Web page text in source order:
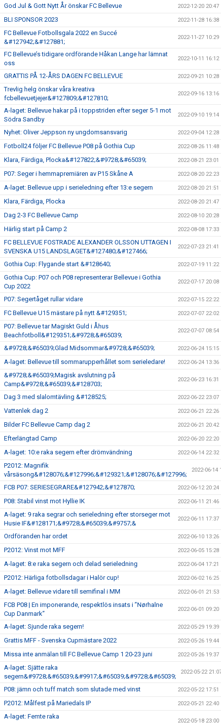
God Jul & Gott Nytt År önskar FC Bellevue 2022-12-20 20:47
BLI SPONSOR 2023 2022-11-28 16:38
FC Bellevue Fotbollsgala 2022 en Succé
&#127942;&#127881;
2022-11-27 10:29
FC Bellevue’s tidigare ordförande Håkan Lange har lämnat
oss
2022-10-11 16:12
GRATTIS PÅ 12-ÅRS DAGEN FC BELLEVUE 2022-09-21 10:28
Trevlig helg önskar våra kreativa
fcbellevuetjejer&#127809;&#127810;
2022-09-16 13:16
A-laget: Bellevue hakar på i toppstriden efter seger 5-1 mot
Södra Sandby
2022-09-10 19:14
Nyhet: Oliver Jeppson ny ungdomsansvarig 2022-09-04 12:28
Fotboll24 följer FC Bellevue P08 på Gothia Cup 2022-08-26 11:48
Klara, Färdiga, Plocka&#127822;&#9728;&#65039; 2022-08-21 23:01
P07: Seger i hemmapremiären av P15 Skåne A 2022-08-20 22:23
A-laget: Bellevue upp i serieledning efter 13:e segern 2022-08-20 21:51
Klara, Färdiga, Plocka 2022-08-20 21:47
Dag 2-3 FC Bellevue Camp 2022-08-10 20:28
Härlig start på Camp 2 2022-08-08 17:33
FC BELLEVUE FOSTRADE ALEXANDER OLSSON UTTAGEN I
SVENSKA U15 LANDSLAGET&#127480;&#127466;
2022-07-23 21:41
Gothia Cup: Flygande start &#128640; 2022-07-19 11:22
Gothia Cup: P07 och P08 representerar Bellevue i Gothia
Cup 2022
2022-07-17 20:08
P07: Segertåget rullar vidare 2022-07-15 22:22
FC Bellevue U15 mästare på nytt &#129351; 2022-07-07 22:02
P07: Bellevue tar Magiskt Guld i Åhus
Beachfotboll&#129351;&#9728;&#65039;
2022-07-07 08:54
&#9728;&#65039;Glad Midsommar&#9728;&#65039; 2022-06-24 15:15
A-laget: Bellevue till sommarupperhållet som serieledare! 2022-06-24 13:36
&#9728;&#65039;Magisk avslutning på
Camp&#9728;&#65039;&#128703;
2022-06-23 16:31
Dag 3 med slalomtävling &#128525; 2022-06-22 23:07
Vattenlek dag 2 2022-06-21 22:26
Bilder FC Bellevue Camp dag 2 2022-06-21 20:42
Efterlängtad Camp 2022-06-20 22:20
A-laget: 10:e raka segern efter drömvändning 2022-06-14 22:32
P2012: Magnifik
vårsäsong&#128076;&#127996;&#129321;&#128076;&#127996;
2022-06-14
FCB P07: SERIESEGRARE&#127942;&#127870; 2022-06-12 20:24
P08: Stabil vinst mot Hyllie IK 2022-06-11 21:46
A-laget: 9 raka segrar och serieledning efter storseger mot
Husie IF&#128171;&#9728;&#65039;&#9757;&
2022-06-11 17:37
Ordföranden har ordet 2022-06-10 13:26
P2012: Vinst mot MFF 2022-06-05 15:28
A-laget: 8:e raka segern och delad serieledning 2022-06-04 17:21
P2012: Härliga fotbollsdagar i Halör cup! 2022-06-02 16:25
A-laget: Bellevue vidare till semifinal i MM 2022-06-01 21:53
FCB P08 | En imponerande, respektlös insats i ”Nørhalne
Cup Danmark”
2022-06-01 09:20
A-laget: Sjunde raka segern! 2022-05-29 19:39
Grattis MFF - Svenska Cupmästare 2022 2022-05-26 19:44
Missa inte anmälan till FC Bellevue Camp 1 20-23 juni 2022-05-26 19:37
A-laget: Sjätte raka
segern&#9728;&#65039;&#9917;&#65039;&#9728;&#65039;
2022-05-22
P08: jämn och tuff match som slutade med vinst 2022-05-22 17:51
P2012: Målfest på Mariedals IP 2022-05-21 22:40
A-laget: Femte raka
2022-05-18 23:00